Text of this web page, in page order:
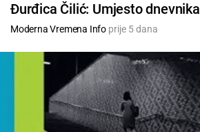
Đurđica Čilić: Umjesto dnevnika
Moderna Vremena Info prije 5 dana